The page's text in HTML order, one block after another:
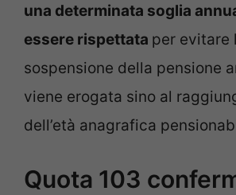
una determinata soglia
essere rispettata per evitare
sospensione della pensione
viene erogata sino al
dell’età anagrafica
Quota 103